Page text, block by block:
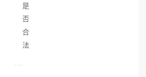
是
否
合
法